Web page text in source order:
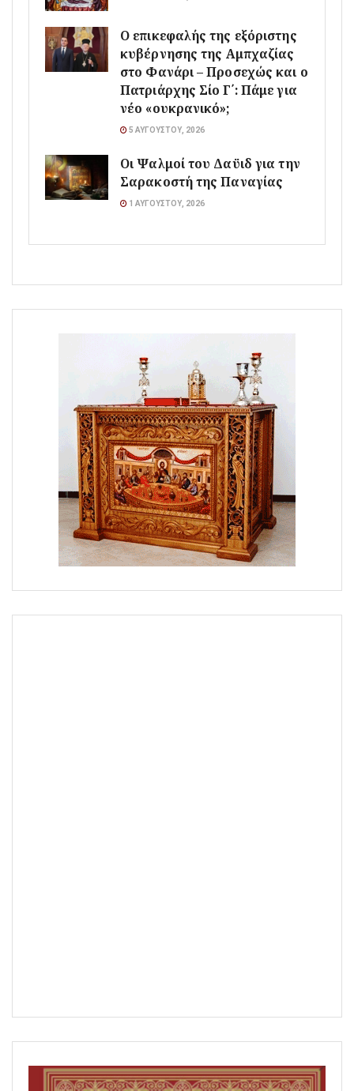
Ο επικεφαλής της εξόριστης
κυβέρνησης της Αμπχαζίας
στο Φανάρι – Προσεχώς και ο
Πατριάρχης Σίο Γ΄: Πάμε για
νέο «ουκρανικό»;
5 ΑΥΓΟΎΣΤΟΥ, 2026
Οι Ψαλμοί του Δαϋιδ για την
Σαρακοστή της Παναγίας
1 ΑΥΓΟΎΣΤΟΥ, 2026